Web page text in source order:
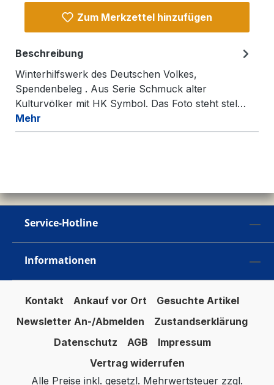
Zum Merkzettel hinzufügen
Beschreibung
Winterhilfswerk des Deutschen Volkes,
Spendenbeleg . Aus Serie Schmuck alter
Kulturvölker mit HK Symbol. Das Foto steht stel…
Mehr
Service-Hotline
Informationen
Kontakt Ankauf vor Ort
Gesuchte Artikel
Newsletter An-/Abmelden
Zustandserklärung
Datenschutz
AGB
Impressum
Vertrag widerrufen
Alle Preise inkl. gesetzl. Mehrwertsteuer zzgl.